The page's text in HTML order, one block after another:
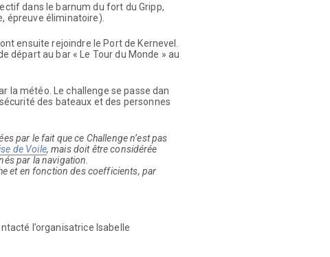
dans le barnum du fort du Gripp,
épreuve éliminatoire).
ensuite rejoindre le Port de Kernevel.
départ au bar « Le Tour du Monde » au
la météo. Le challenge se passe dan
des bateaux et des personnes
par le fait que ce Challenge n’est pas
de Voile, mais doit être considérée
par la navigation.
et en fonction des coefficients, par
l’organisatrice Isabelle